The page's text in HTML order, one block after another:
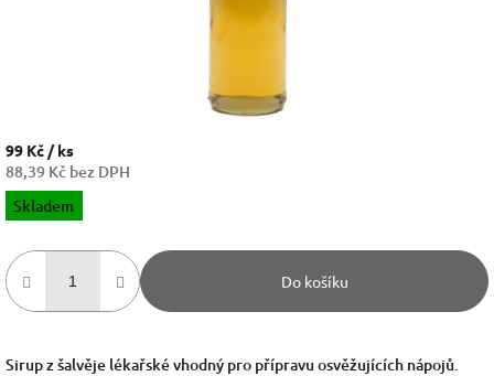
99 Kč / ks
88,39 Kč bez DPH
Měrná
cena:
Skladem
Do košíku
Sirup z šalvěje lékařské vhodný pro přípravu osvěžujících nápojů.